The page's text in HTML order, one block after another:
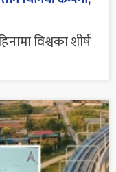
विश्वका शीर्ष